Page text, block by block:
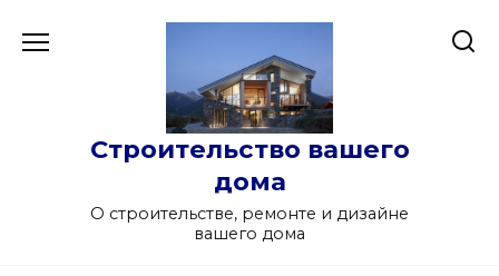
Строительство вашего
дома
О строительстве, ремонте и дизайне
вашего дома